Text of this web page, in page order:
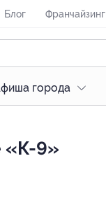
Блог Франчайзинг
города
«К-9»